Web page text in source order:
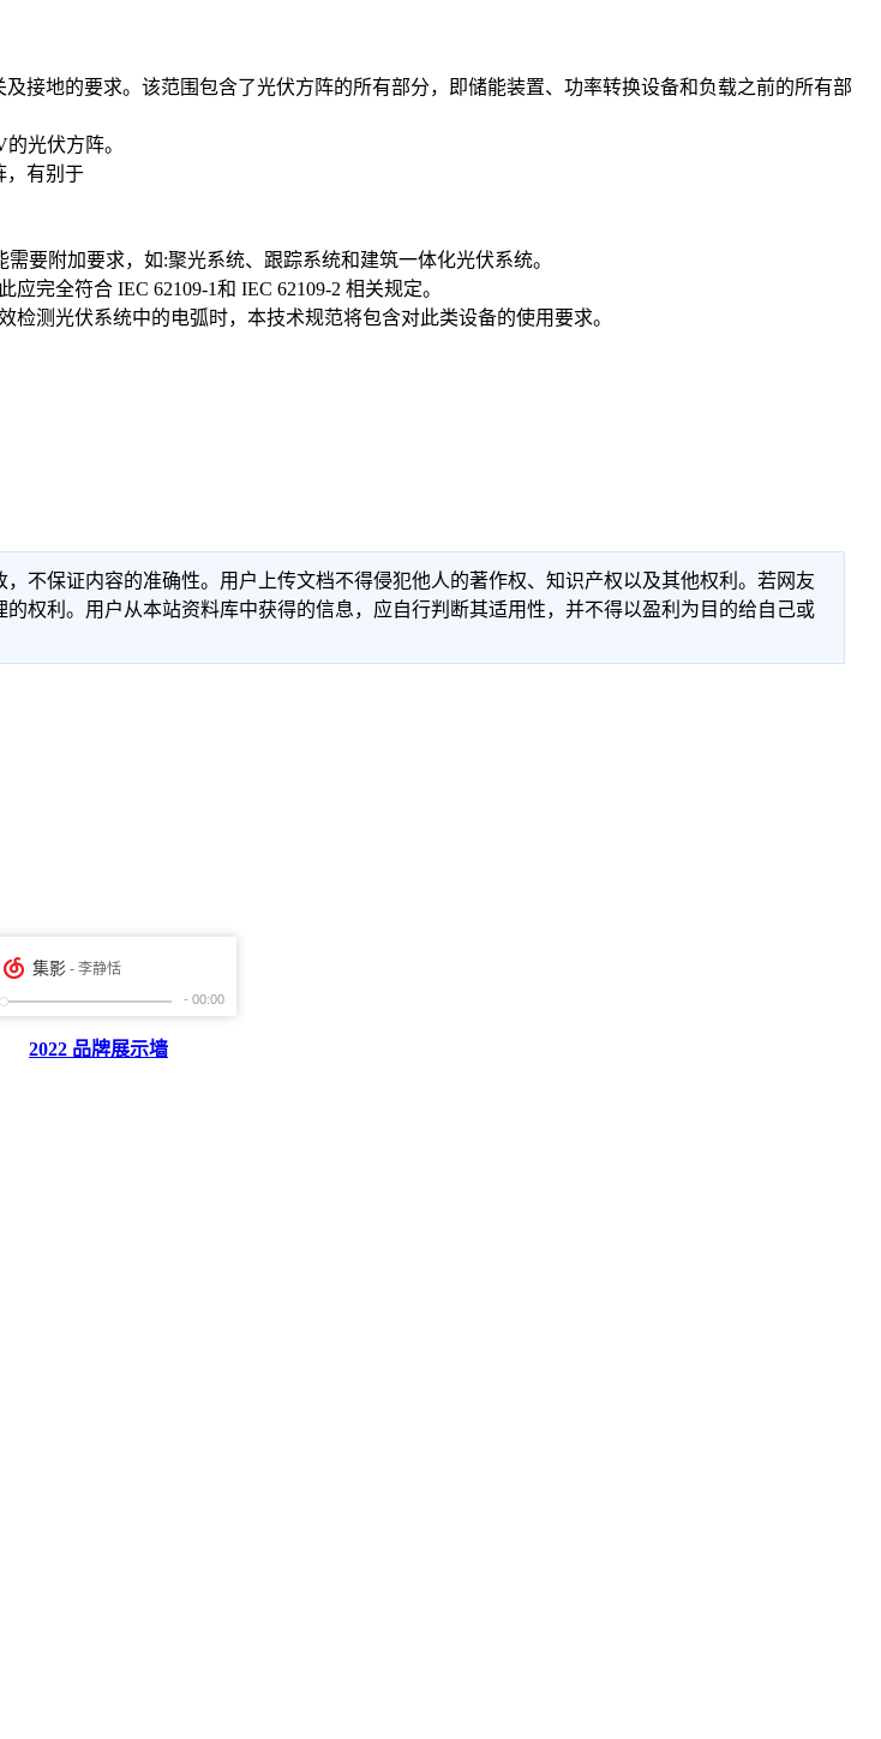
接地的要求。该范围包含了光伏方阵的所有部分，即储能装置、功率转换设备和负载之前的所有部
光伏方阵。
，有别于
要附加要求，如:聚光系统、跟踪系统和建筑一体化光伏系统。
完全符合 IEC 62109-1和 IEC 62109-2 相关规定。
测光伏系统中的电弧时，本技术规范将包含对此类设备的使用要求。
不保证内容的准确性。用户上传文档不得侵犯他人的著作权、知识产权以及其他权利。若网友
权利。用户从本站资料库中获得的信息，应自行判断其适用性，并不得以盈利为目的给自己或
2022 品牌展示墙